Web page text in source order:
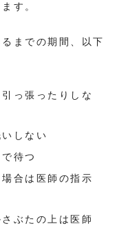
す。
までの期間、以下
っ張ったりしな
しない
待つ
合は医師の指示
ぶたの上は医師